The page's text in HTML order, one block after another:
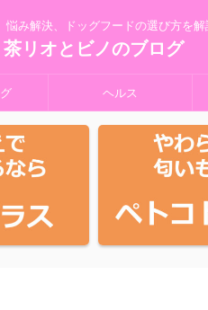
悩み解決、ドッグフードの選び方を
茶リオとビノのブログ
ヘルス